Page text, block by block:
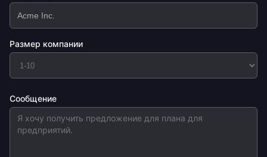
Размер компании
Сообщение